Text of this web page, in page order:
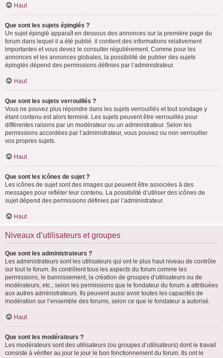
Haut
Que sont les sujets épinglés ?
Un sujet épinglé apparaît en dessous des annonces sur la première page du
forum dans lequel il a été publié. il contient des informations relativement
importantes et vous devez le consulter régulièrement. Comme pour les
annonces et les annonces globales, la possibilité de publier des sujets
épinglés dépend des permissions définies par l’administrateur.
Haut
Que sont les sujets verrouillés ?
Vous ne pouvez plus répondre dans les sujets verrouillés et tout sondage y
étant contenu est alors terminé. Les sujets peuvent être verrouillés pour
différentes raisons par un modérateur ou un administrateur. Selon les
permissions accordées par l’administrateur, vous pouvez ou non verrouiller
vos propres sujets.
Haut
Que sont les icônes de sujet ?
Les icônes de sujet sont des images qui peuvent être associées à des
messages pour refléter leur contenu. La possibilité d’utiliser des icônes de
sujet dépend des permissions définies par l’administrateur.
Haut
Niveaux d’utilisateurs et groupes
Que sont les administrateurs ?
Les administrateurs sont les utilisateurs qui ont le plus haut niveau de contrôle
sur tout le forum. Ils contrôlent tous les aspects du forum comme les
permissions, le bannissement, la création de groupes d’utilisateurs ou de
modérateurs, etc., selon les permissions que le fondateur du forum a attribuées
aux autres administrateurs. Ils peuvent aussi avoir toutes les capacités de
modération sur l’ensemble des forums, selon ce que le fondateur a autorisé.
Haut
Que sont les modérateurs ?
Les modérateurs sont des utilisateurs (ou groupes d’utilisateurs) dont le travail
consiste à vérifier au jour le jour le bon fonctionnement du forum. Ils ont le